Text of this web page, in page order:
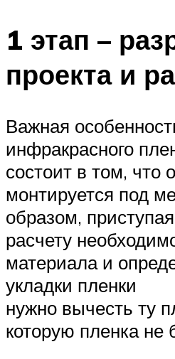
1 этап –
проекта и
Важная
инфракрасного
состоит в том, что
монтируется под
образом,
расчету
материала и
укладки пленки
нужно вычесть ту
которую пленка не